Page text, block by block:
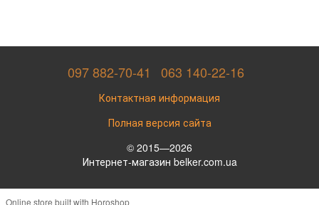
097 882-70-41 063 140-22-16
Контактная информация
Полная версия сайта
© 2015—2026
Интернет-магазин belker.com.ua
Online store built with Horoshop